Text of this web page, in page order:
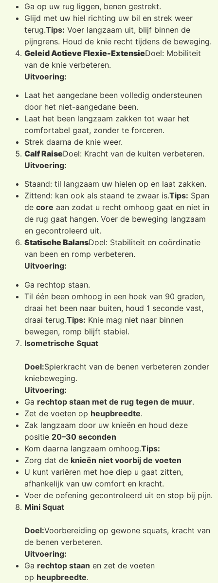
Ga op uw rug liggen, benen gestrekt.
Glijd met uw hiel richting uw bil en strek weer
terug.Tips: Voer langzaam uit, blijf binnen de
pijngrens. Houd de knie recht tijdens de beweging.
Geleid Actieve Flexie-ExtensieDoel: Mobiliteit
van de knie verbeteren.
Uitvoering:
Laat het aangedane been volledig ondersteunen
door het niet-aangedane been.
Laat het been langzaam zakken tot waar het
comfortabel gaat, zonder te forceren.
Strek daarna de knie weer.
Calf RaiseDoel: Kracht van de kuiten verbeteren.
Uitvoering:
Staand: til langzaam uw hielen op en laat zakken.
Zittend: kan ook als staand te zwaar is.Tips: Span
de core aan zodat u recht omhoog gaat en niet in
de rug gaat hangen. Voer de beweging langzaam
en gecontroleerd uit.
Statische BalansDoel: Stabiliteit en coördinatie
van been en romp verbeteren.
Uitvoering:
Ga rechtop staan.
Til één been omhoog in een hoek van 90 graden,
draai het been naar buiten, houd 1 seconde vast,
draai terug.Tips: Knie mag niet naar binnen
bewegen, romp blijft stabiel.
Isometrische Squat
Doel:Spierkracht van de benen verbeteren zonder
kniebeweging.
Uitvoering:
Ga rechtop staan met de rug tegen de muur.
Zet de voeten op heupbreedte.
Zak langzaam door uw knieën en houd deze
positie 20–30 seconden
Kom daarna langzaam omhoog.Tips:
Zorg dat de knieën niet voorbij de voeten
U kunt variëren met hoe diep u gaat zitten,
afhankelijk van uw comfort en kracht.
Voer de oefening gecontroleerd uit en stop bij pijn.
Mini Squat
Doel:Voorbereiding op gewone squats, kracht van
de benen verbeteren.
Uitvoering:
Ga rechtop staan en zet de voeten
op heupbreedte.